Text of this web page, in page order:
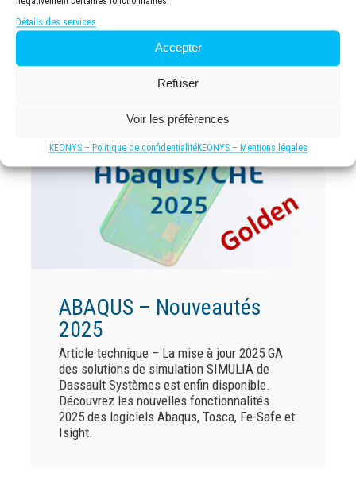
Détails des services
Accepter
Refuser
Voir les préfèrences
KEONYS – Politique de confidentialitéKEONYS – Mentions légales
XYData directement au format CSV.
ABAQUS – Nouveautés
2025
Article technique – La mise à jour 2025 GA
des solutions de simulation SIMULIA de
Dassault Systèmes est enfin disponible.
Découvrez les nouvelles fonctionnalités
2025 des logiciels Abaqus, Tosca, Fe-Safe et
Isight.